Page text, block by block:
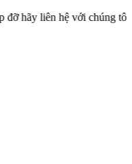
hệ với chúng tôi qua